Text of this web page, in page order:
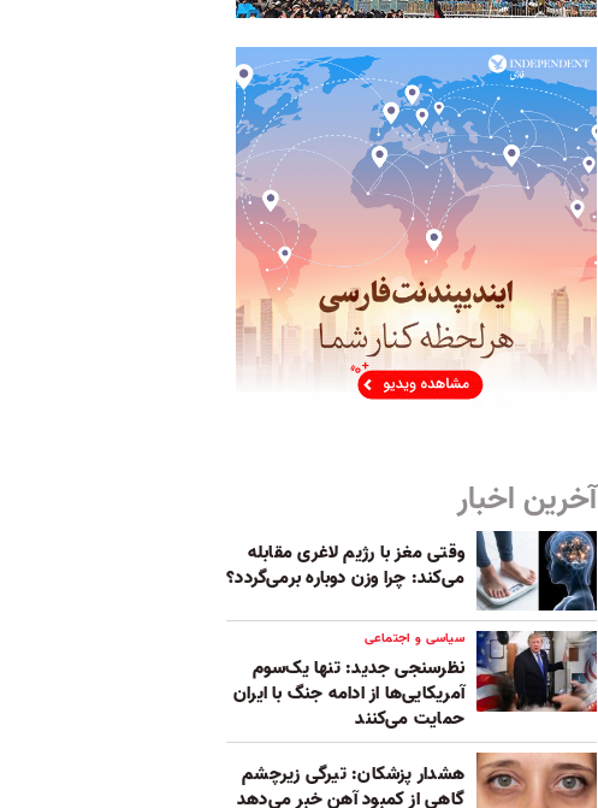
آخرین اخبار
وقتی مغز با رژیم لاغری مقابله
می‌کند: چرا وزن دوباره برمی‌گردد؟
سیاسی و اجتماعی
نظرسنجی جدید: تنها یک‌سوم
آمریکایی‌ها از ادامه جنگ با ایران
حمایت می‌کنند
هشدار پزشکان: تیرگی زیرچشم
گاهی از کمبود آهن خبر می‌دهد